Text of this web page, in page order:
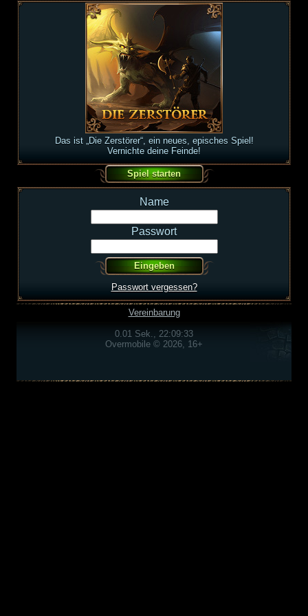
Das ist „Die Zerstörer“, ein neues, episches Spiel!
Vernichte deine Feinde!
Name
Passwort
Passwort vergessen?
Vereinbarung
0.01 Sek., 22:09:33
Overmobile © 2026, 16+